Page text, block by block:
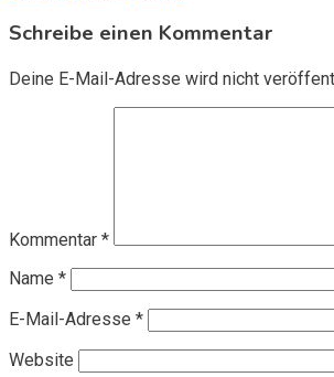
Schreibe einen Kommentar
Deine E-Mail-Adresse wird nicht
Kommentar *
Name *
E-Mail-Adresse *
Website